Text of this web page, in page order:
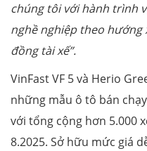
chúng tôi với hành trình
nghề nghiệp theo hướng
đồng tài xế”.
VinFast VF 5 và Herio
những mẫu ô tô bán
với tổng cộng hơn 5.000
8.2025. Sở hữu mức giá